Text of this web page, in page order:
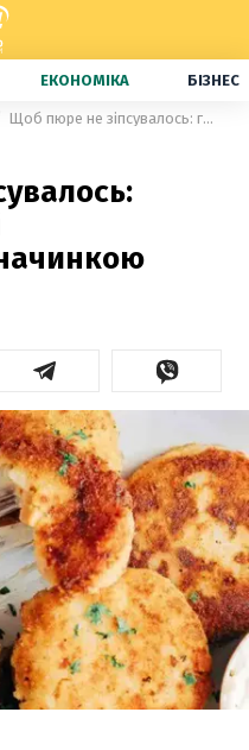
ЕКОНОМІКА БІЗНЕС
Щоб пюре не зіпсувалось: готуємо апетитні картопляники з начинкою